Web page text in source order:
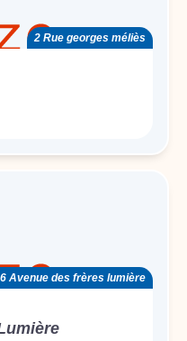
2 Rue georges méliès
Avenue des frères lumière